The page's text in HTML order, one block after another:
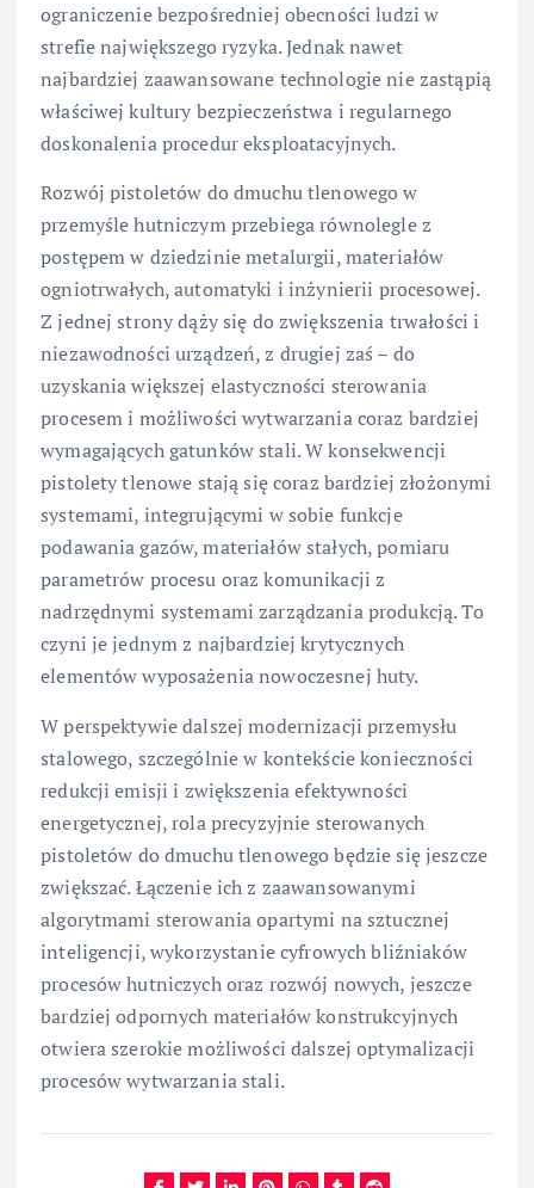
ograniczenie bezpośredniej obecności ludzi w
strefie największego ryzyka. Jednak nawet
najbardziej zaawansowane technologie nie zastąpią
właściwej kultury bezpieczeństwa i regularnego
doskonalenia procedur eksploatacyjnych.
Rozwój pistoletów do dmuchu tlenowego w
przemyśle hutniczym przebiega równolegle z
postępem w dziedzinie metalurgii, materiałów
ogniotrwałych, automatyki i inżynierii procesowej.
Z jednej strony dąży się do zwiększenia trwałości i
niezawodności urządzeń, z drugiej zaś – do
uzyskania większej elastyczności sterowania
procesem i możliwości wytwarzania coraz bardziej
wymagających gatunków stali. W konsekwencji
pistolety tlenowe stają się coraz bardziej złożonymi
systemami, integrującymi w sobie funkcje
podawania gazów, materiałów stałych, pomiaru
parametrów procesu oraz komunikacji z
nadrzędnymi systemami zarządzania produkcją. To
czyni je jednym z najbardziej krytycznych
elementów wyposażenia nowoczesnej huty.
W perspektywie dalszej modernizacji przemysłu
stalowego, szczególnie w kontekście konieczności
redukcji emisji i zwiększenia efektywności
energetycznej, rola precyzyjnie sterowanych
pistoletów do dmuchu tlenowego będzie się jeszcze
zwiększać. Łączenie ich z zaawansowanymi
algorytmami sterowania opartymi na sztucznej
inteligencji, wykorzystanie cyfrowych bliźniaków
procesów hutniczych oraz rozwój nowych, jeszcze
bardziej odpornych materiałów konstrukcyjnych
otwiera szerokie możliwości dalszej optymalizacji
procesów wytwarzania stali.